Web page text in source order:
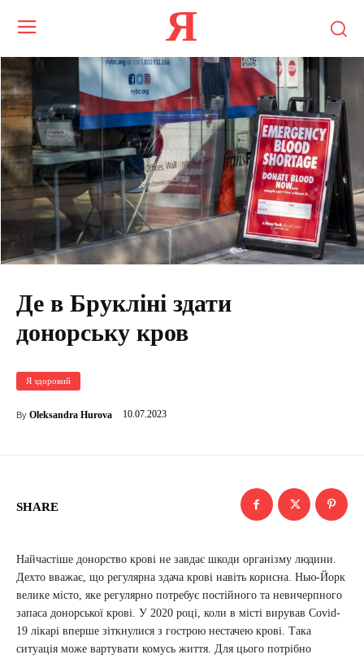
Я
Де в Брукліні здати
донорську кров
Я здоровий
By Oleksandra Hurova 10.07.2023
SHARE
Найчастіше донорство крові не завдає шкоди організму людини.
Дехто вважає, що регулярна здача крові навіть корисна. Нью-Йорк
велике місто, яке регулярно потребує постійного та невичерпного
запаса донорської крові. У 2020 році, коли в місті вирував Covid-
19 лікарі вперше зіткнулися з гострою нестачею крові. Така
ситуація може вартувати комусь життя. Для цього потрібно